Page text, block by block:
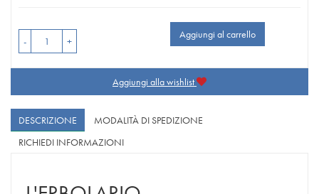
- +
Aggiungi al carrello
Aggiungi alla wishlist
DESCRIZIONE
MODALITÀ DI SPEDIZIONE
RICHIEDI INFORMAZIONI